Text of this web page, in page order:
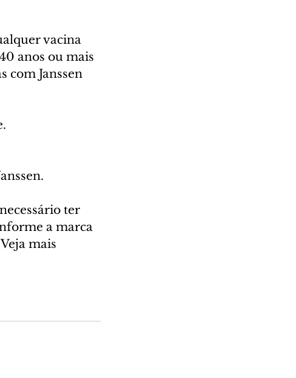
vacina
anos ou mais
com Janssen
ter
a marca
mais